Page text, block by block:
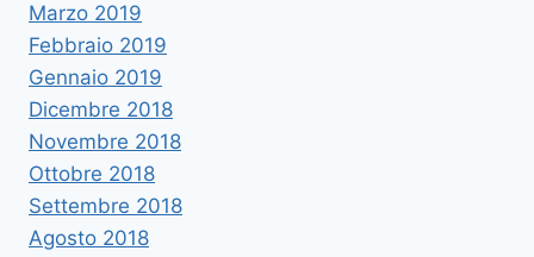
Marzo 2019
Febbraio 2019
Gennaio 2019
Dicembre 2018
Novembre 2018
Ottobre 2018
Settembre 2018
Agosto 2018